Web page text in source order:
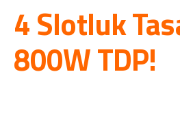
4 Slotluk
800W TDP!